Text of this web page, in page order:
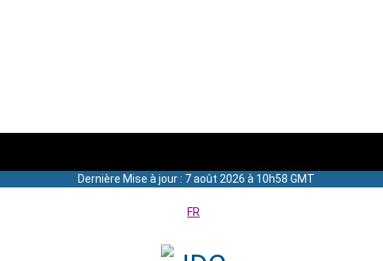
Dernière Mise à jour : 7 août 2026 à 10h58 GMT
FR